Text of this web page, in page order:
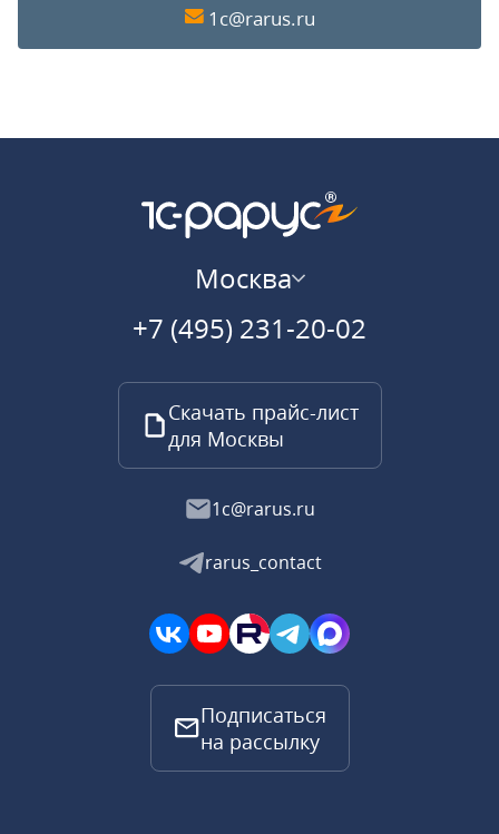
1c@rarus.ru
Москва
+7 (495) 231-20-02
Скачать прайс-лист
для Москвы
1c@rarus.ru
rarus_contact
Подписаться
на рассылку